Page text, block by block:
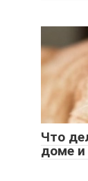
Что
доме и